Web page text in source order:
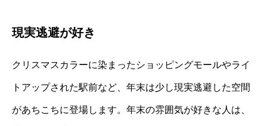
現実逃避が好き
クリスマスカラーに染まったショッピングモールやライ
トアップされた駅前など、年末は少し現実逃避した空間
があちこちに登場します。年末の雰囲気が好きな人は、